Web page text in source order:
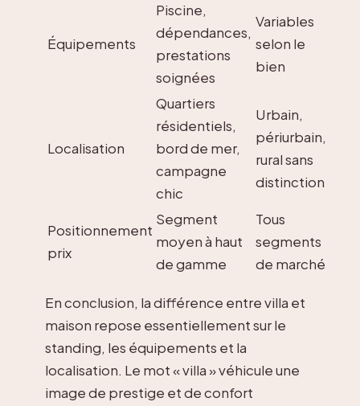
Équipements
Piscine,
dépendances,
prestations
soignées
Variables
selon le
bien
Localisation
Quartiers
résidentiels,
bord de mer,
campagne
chic
Urbain,
périurbain,
rural sans
distinction
Positionnement
prix
Segment
moyen à haut
de gamme
Tous
segments
de marché
En conclusion, la différence entre villa et
maison repose essentiellement sur le
standing, les équipements et la
localisation. Le mot « villa » véhicule une
image de prestige et de confort